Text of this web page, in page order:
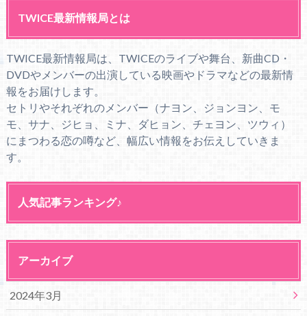
TWICE最新情報局とは
TWICE最新情報局は、TWICEのライブや舞台、新曲CD・
DVDやメンバーの出演している映画やドラマなどの最新情
報をお届けします。
セトリやそれぞれのメンバー（ナヨン、ジョンヨン、モ
モ、サナ、ジヒョ、ミナ、ダヒョン、チェヨン、ツウィ）
にまつわる恋の噂など、幅広い情報をお伝えしていきま
す。
人気記事ランキング♪
アーカイブ
2024年3月